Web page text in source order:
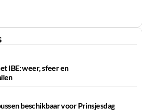
IBE: weer, sfeer en
beschikbaar voor Prinsjesdag